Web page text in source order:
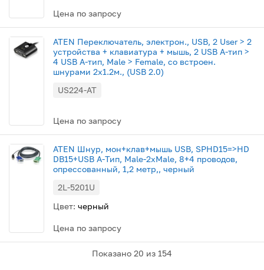
Цена по запросу
ATEN Переключатель, электрон., USB, 2 User > 2
устройства + клавиатура + мышь, 2 USB A-тип >
4 USB A-тип, Male > Female, со встроен.
шнурами 2х1.2м., (USB 2.0)
US224-AT
Цена по запросу
ATEN Шнур, мон+клав+мышь USB, SPHD15=>HD
DB15+USB A-Тип, Male-2xMale, 8+4 проводов,
опрессованный, 1,2 метр,, черный
2L-5201U
Цвет: черный
Цена по запросу
Показано 20 из 154